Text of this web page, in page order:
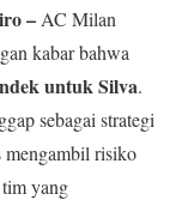
– AC Milan
kabar bahwa
untuk Silva.
sebagai strategi
mengambil risiko
yang